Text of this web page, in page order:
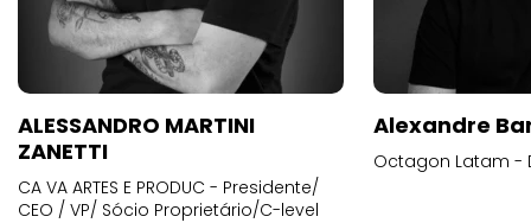
ALESSANDRO MARTINI
ZANETTI
CA VA ARTES E PRODUC - Presidente/
CEO / VP/ Sócio Proprietário/C-level
Alexandre
Octagon Latam -